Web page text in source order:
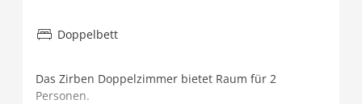
Doppelbett
Das Zirben Doppelzimmer bietet Raum für 2
Personen.